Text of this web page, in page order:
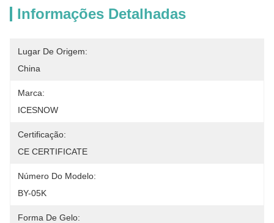
Informações Detalhadas
Lugar De Origem:
China
Marca:
ICESNOW
Certificação:
CE CERTIFICATE
Número Do Modelo:
BY-05K
Forma De Gelo: